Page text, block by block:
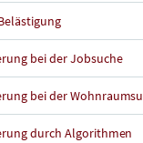
bei der Jobsuche
bei der
durch Algorithmen